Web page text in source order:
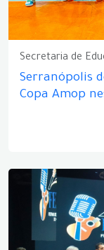
Secretaria de
Serranópolis
Copa Amop